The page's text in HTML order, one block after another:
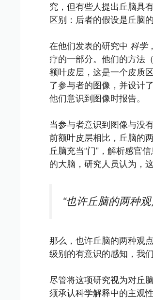
究，但有些人提出丘脑具
区别：后者的假设是丘脑
在他们发表的研究中 科学
疗的一部分。他们的方法
额叶皮层，这是一个皮质
了参与者的图像，并设计
他们意识到图像时报告。
当参与者意识到图像与没
前额叶皮层相比，丘脑的
丘脑充当“门”，解析感官
的大脑，研究人员认为，
“也许丘脑的两种
那么，也许丘脑的两种观
级别的有意识的感知，我
尽管将这项研究视为对丘
须承认科学解释中的主观